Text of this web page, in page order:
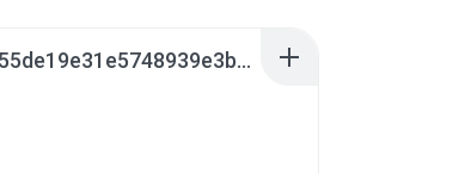
f86c04591f60e55de19e31e5748939e3b6a6a4907aae46da3ad0cb231fc0870b.0